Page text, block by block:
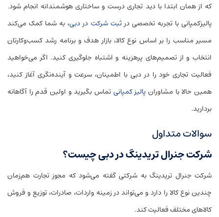
که از همان ابتدا با دید تجاری درست و ساختاری هوشمندانه انجام شود.
پالیزکمپانی با تجربه تخصصی درثبت شرکت در دبی، به شما کمک می‌کند
مسیر مناسب را بر اساس نوع کالا، بازار هدف و برنامه رشد کسب‌وکارتان
انتخاب و از تصمیم‌های پرهزینه و اشتباه جلوگیری کنید. اگر می‌خواهید
فعالیت تجاری خود را در دبی با اطمینان، سرعت و آینده‌نگری آغاز کنید،
همین حالا با مشاوران پالیز کمپانی تماس بگیرید و اولین قدم را آگاهانه
بردارید.
سوالات متداول
شرکت جنرال تریدینگ در دبی چیست؟
شرکت جنرال تریدینگ به شرکتی گفته می‌شود که مجوز تجارت هم‌زمان
چندین نوع کالا را دارد و می‌تواند در زمینه واردات، صادرات، توزیع و فروش
کالاهای مختلف فعالیت کند.